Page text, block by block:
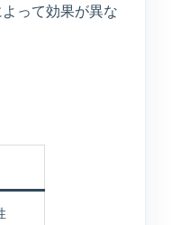
って効果が異な
、受診科の